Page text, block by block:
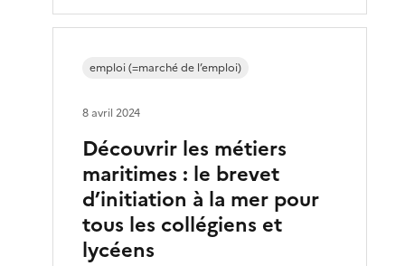
Découvrir les métiers
maritimes : le brevet
d’initiation à la mer pour
tous les collégiens et
lycéens
emploi (=marché de l’emploi)
8 avril 2024